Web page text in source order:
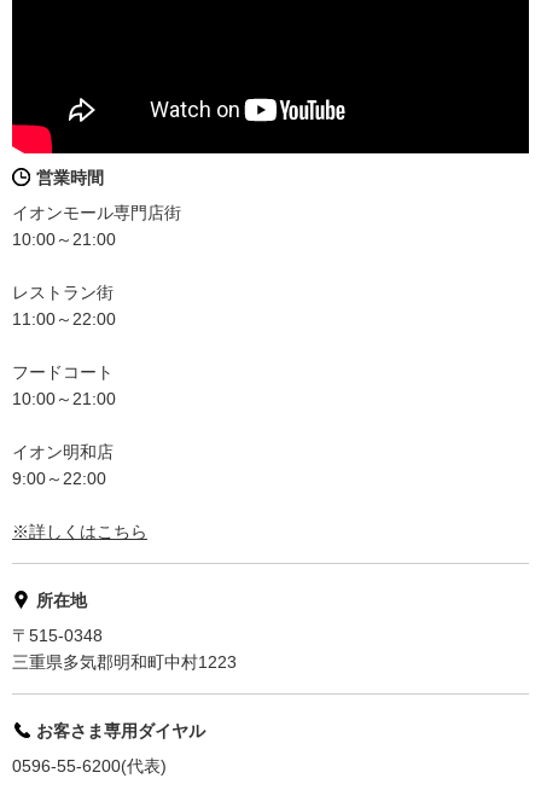
営業時間
イオンモール専門店街
10:00～21:00
レストラン街
11:00～22:00
フードコート
10:00～21:00
イオン明和店
9:00～22:00
※詳しくはこちら
所在地
〒515-0348
三重県多気郡明和町中村1223
お客さま専用ダイヤル
0596-55-6200(代表)